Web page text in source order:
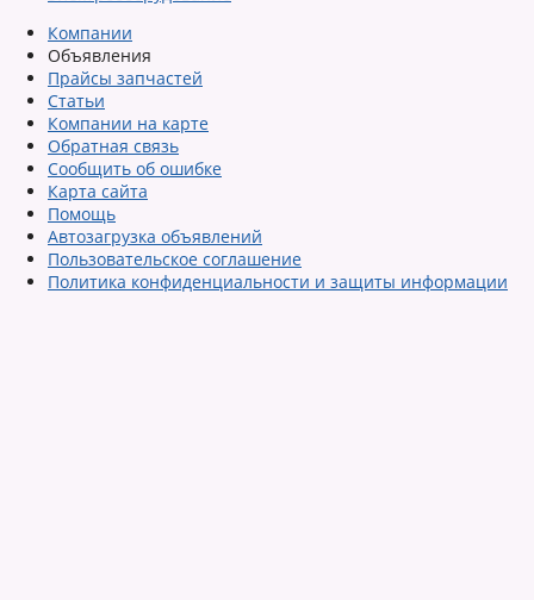
Компании
Объявления
Прайсы запчастей
Статьи
Компании на карте
Обратная связь
Сообщить об ошибке
Карта сайта
Помощь
Автозагрузка объявлений
Пользовательское соглашение
Политика конфиденциальности и защиты информации